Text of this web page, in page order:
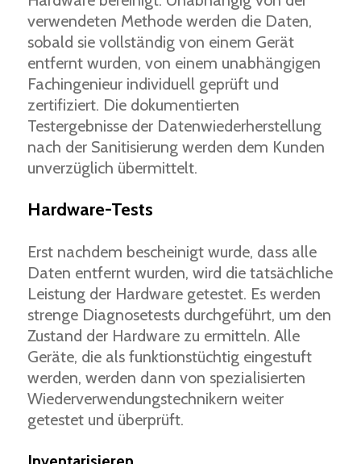
verwendeten Methode werden die Daten,
sobald sie vollständig von einem Gerät
entfernt wurden, von einem unabhängigen
Fachingenieur individuell geprüft und
zertifiziert. Die dokumentierten
Testergebnisse der Datenwiederherstellung
nach der Sanitisierung werden dem Kunden
unverzüglich übermittelt.
Hardware-Tests
Erst nachdem bescheinigt wurde, dass alle
Daten entfernt wurden, wird die tatsächliche
Leistung der Hardware getestet. Es werden
strenge Diagnosetests durchgeführt, um den
Zustand der Hardware zu ermitteln. Alle
Geräte, die als funktionstüchtig eingestuft
werden, werden dann von spezialisierten
Wiederverwendungstechnikern weiter
getestet und überprüft.